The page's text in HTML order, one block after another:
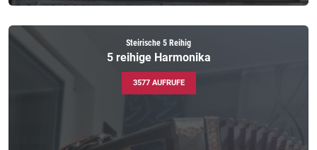
Steirische 5 Reihig
5 reihige Harmonika
3577 AUFRUFE